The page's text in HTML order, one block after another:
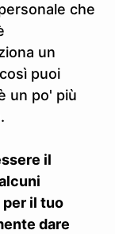
che
un
puoi
un po' più
il
per il tuo
dare